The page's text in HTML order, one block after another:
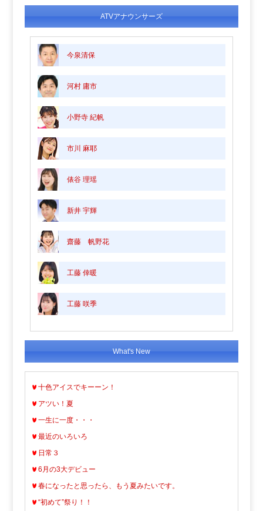
ATVアナウンサーズ
今泉清保
河村 庸市
小野寺 紀帆
市川 麻耶
俵谷 理瑶
新井 宇輝
齋藤 帆野花
工藤 倖暖
工藤 咲季
What's New
十色アイスでキーーン！
アツい！夏
一生に一度・・・
最近のいろいろ
日常３
6月の3大デビュー
春になったと思ったら、もう夏みたいです。
“初めて”祭り！！